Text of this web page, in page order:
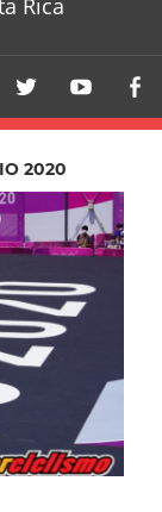
Rica
2020